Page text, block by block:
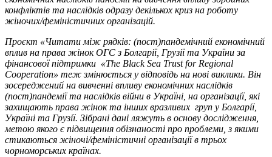
конфліктів та наслідків одразу декількох криз на роботу
жіночих/феміністичних організацій.
Проєкт «Читати між рядків: (пост)пандемічний економічний
вплив на права жінок ОГС з Болгарії, Грузії та України за
фінансової підтримки «The Black Sea Trust for Regional
Cooperation» теж змінюється у відповідь на нові виклики. Він
зосереджений на вивченні впливу економічних наслідків
(пост)пандемії та наслідків війни в Україні, на організації, які
захищають права жінок та інших вразливих груп у Болгарії,
Україні та Грузії. Зібрані дані ляжуть в основу дослідження,
метою якого є підвищення обізнаності про проблеми, з якими
стикаються жіночі/феміністичні організації в трьох
чорноморських країнах.